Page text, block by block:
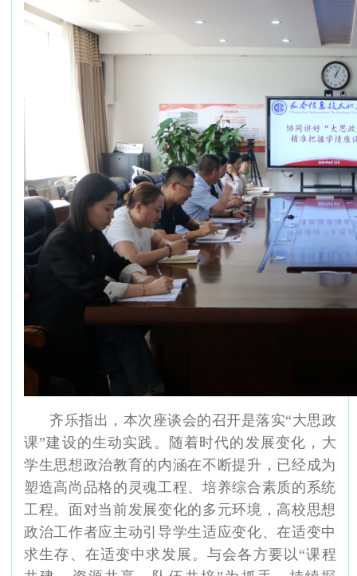
齐乐指出， 本次 座谈会的召开是落实“大思政
课”建设的生动实践 。随着时代的发展变化，大
学生思想政治教育的内涵在不断提升，已经成为
塑造高尚品格的灵魂工程、培养综合素质的系统
工程。面对当前发展变化的多元环境，高校思想
政治工作者应主动引导学生适应变化、在适变中
求生存、在适变中求发展。与会各方要以 “课程